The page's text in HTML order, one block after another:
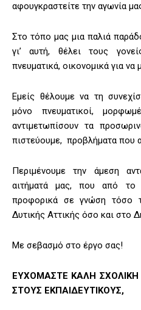
αφουγκραστείτε την αγωνία
Στο τόπο μας μια παλιά
γι’ αυτή, θέλει τους
πνευματικά, οικονομικά για
Εμείς θέλουμε να τη
μόνο πνευματικοί,
αντιμετωπίσουν τα
πιστεύουμε, προβλήματα που
Περιμένουμε την άμεση
αιτήματά μας, που από το
προφορικά σε γνώση τόσο
Δυτικής Αττικής όσο και στο
Με σεβασμό στο έργο σας!
ΕΥΧΟΜΑΣΤΕ ΚΑΛΗ
ΣΤΟΥΣ ΕΚΠΑΙΔΕΥΤΙΚΟΥΣ,